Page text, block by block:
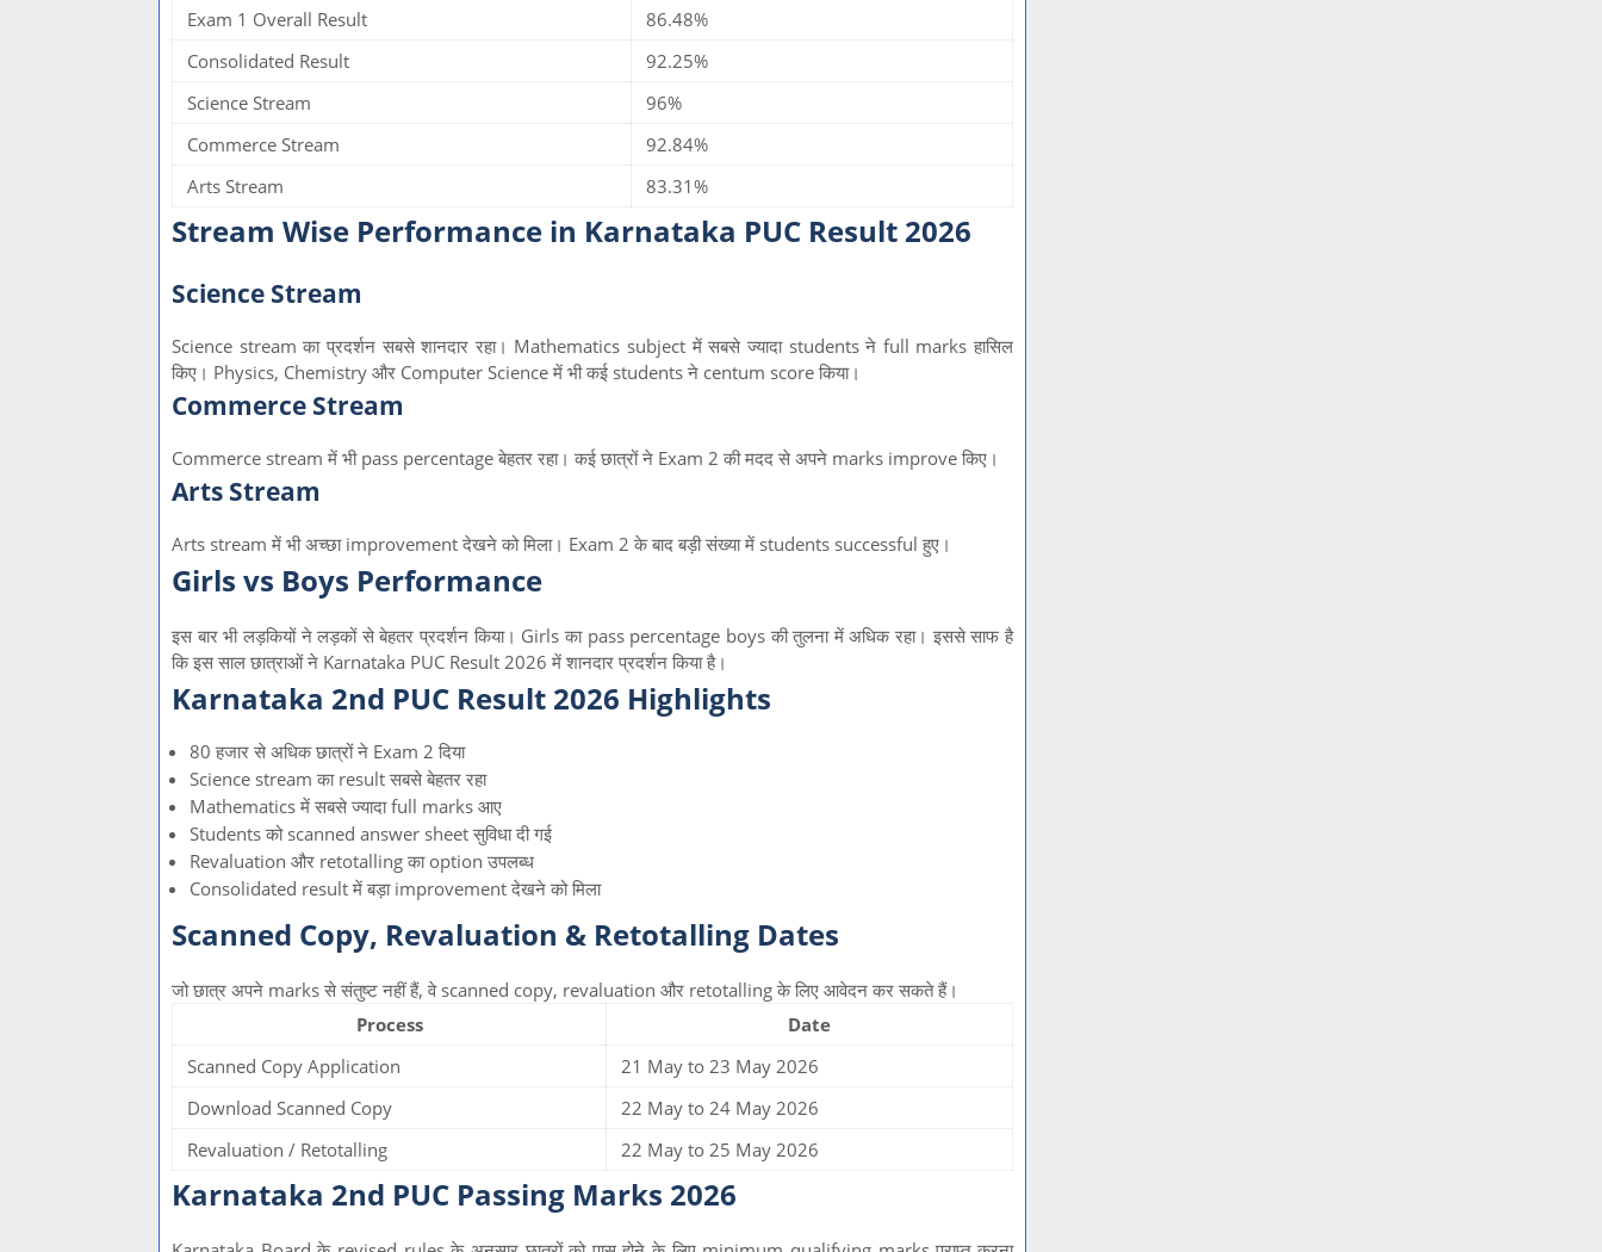
Exam 1 Overall Result
86.48%
Consolidated Result
92.25%
Science Stream
96%
Commerce Stream
92.84%
Arts Stream
83.31%
Stream Wise Performance in Karnataka PUC Result 2026
Science Stream
Science stream का प्रदर्शन सबसे शानदार रहा। Mathematics subject में सबसे ज्यादा students ने full marks हासिल
किए। Physics, Chemistry और Computer Science में भी कई students ने centum score किया।
Commerce Stream
Commerce stream में भी pass percentage बेहतर रहा। कई छात्रों ने Exam 2 की मदद से अपने marks improve किए।
Arts Stream
Arts stream में भी अच्छा improvement देखने को मिला। Exam 2 के बाद बड़ी संख्या में students successful हुए।
Girls vs Boys Performance
इस बार भी लड़कियों ने लड़कों से बेहतर प्रदर्शन किया। Girls का pass percentage boys की तुलना में अधिक रहा। इससे साफ है
कि इस साल छात्राओं ने Karnataka PUC Result 2026 में शानदार प्रदर्शन किया है।
Karnataka 2nd PUC Result 2026 Highlights
80 हजार से अधिक छात्रों ने Exam 2 दिया
Science stream का result सबसे बेहतर रहा
Mathematics में सबसे ज्यादा full marks आए
Students को scanned answer sheet सुविधा दी गई
Revaluation और retotalling का option उपलब्ध
Consolidated result में बड़ा improvement देखने को मिला
Scanned Copy, Revaluation & Retotalling Dates
जो छात्र अपने marks से संतुष्ट नहीं हैं, वे scanned copy, revaluation और retotalling के लिए आवेदन कर सकते हैं।
Process
Date
Scanned Copy Application
21 May to 23 May 2026
Download Scanned Copy
22 May to 24 May 2026
Revaluation / Retotalling
22 May to 25 May 2026
Karnataka 2nd PUC Passing Marks 2026